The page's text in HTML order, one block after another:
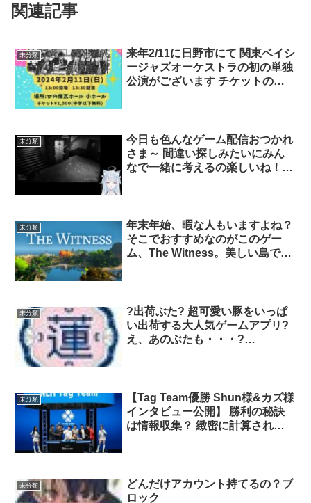
関連記事
未分類
来年2/11に日野市にて 関東ベイシ
ージャズオーケストラの初の単独
公演がございます チケットのお
らもお申し込み可能です♪ 中学生
以下は無料です♪ 1stはベイシーナ
ンバーのステージです♪
未分類
今日も色んなゲーム配信おつかれ
さま～ 間違い探しみたいにみん
なで一緒に考えるの楽しいね！
未分類
年末年始、暇な人もいますよね？
そこでおすすめなのがこのゲー
ム、The Witness。美しい島での
756！ ぜひともクリアまで延々と
楽しんでください。
未分類
?出荷ぶた? 超可愛い豚をいっぱ
い出荷する大人気ゲームアプリ?
え、あのぶたも・・・?
未分類
【Tag Team優勝 Shun様&カズ様
インタビュー公開】 勝利の秘訣
は情報収集？ 緻密に計算された
円を用意して新宿 三角広場で開
催予定。 皆様のご参加をお待ち
未分類
どんだけアカウント持てるの？ブ
ロック